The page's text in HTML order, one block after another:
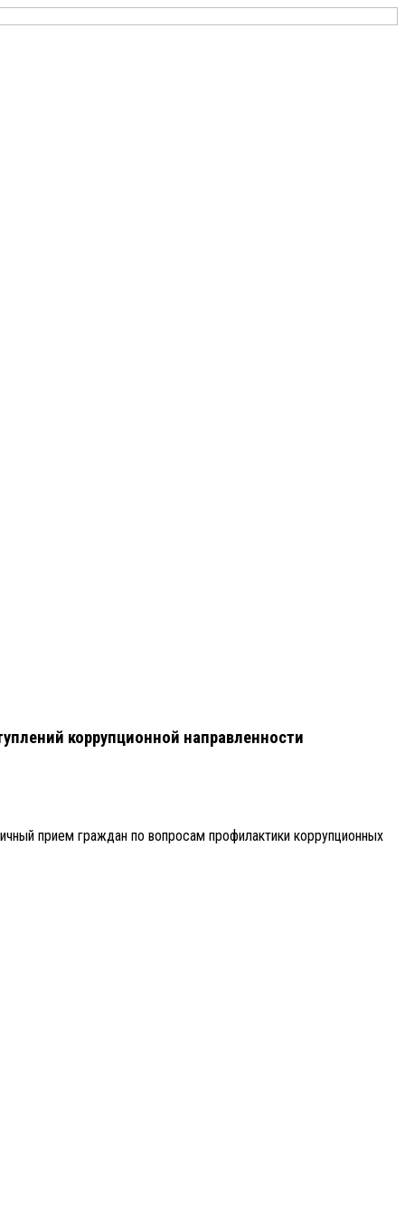
коррупционной направленности
прием граждан по вопросам профилактики коррупционных